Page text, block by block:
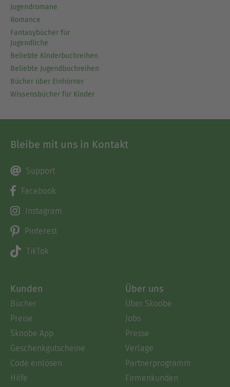
Jugendromane
Romance
Fantasybücher für
Jugendliche
Beliebte Kinderbuchreihen
Beliebte Jugendbuchreihen
Bücher über Einhörner
Wissensbücher für Kinder
Bleibe mit uns in Kontakt
Support
Facebook
Instagram
Pinterest
TikTok
Kunden
Bücher
Preise
Skoobe App
Geschenkgutscheine
Code einlösen
Hilfe
Über uns
Über Skoobe
Jobs
Presse
Verlage
Partnerprogramm
Firmenkunden